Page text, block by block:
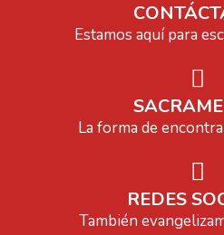
Estamos aquí para
La forma de
REDES
También